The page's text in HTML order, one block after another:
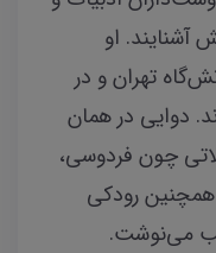
آشنایند. او
تهران و در
دوایی در همان
چون فردوسی،
همچنین رودکی
می‌نوشت.